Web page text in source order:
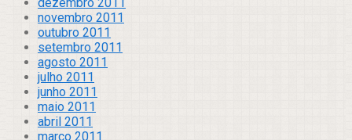
novembro 2011
outubro 2011
setembro 2011
agosto 2011
julho 2011
junho 2011
maio 2011
abril 2011
março 2011